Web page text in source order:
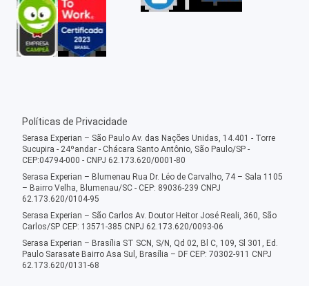
Políticas de Privacidade
Serasa Experian – São Paulo Av. das Nações Unidas, 14.401 - Torre
Sucupira - 24ºandar - Chácara Santo Antônio, São Paulo/SP -
CEP:04794-000 - CNPJ 62.173.620/0001-80
Serasa Experian – Blumenau Rua Dr. Léo de Carvalho, 74 – Sala 1105
– Bairro Velha, Blumenau/SC - CEP: 89036-239 CNPJ
62.173.620/0104-95
Serasa Experian – São Carlos Av. Doutor Heitor José Reali, 360, São
Carlos/SP CEP: 13571-385 CNPJ 62.173.620/0093-06
Serasa Experian – Brasília ST SCN, S/N, Qd 02, Bl C, 109, Sl 301, Ed.
Paulo Sarasate Bairro Asa Sul, Brasília – DF CEP: 70302-911 CNPJ
62.173.620/0131-68